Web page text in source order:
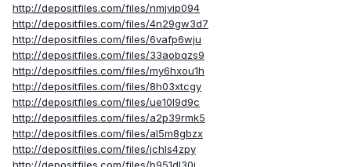
http://depositfiles.com/files/nmjvip094
http://depositfiles.com/files/4n29gw3d7
http://depositfiles.com/files/6vafp6wju
http://depositfiles.com/files/33aobqzs9
http://depositfiles.com/files/my6hxou1h
http://depositfiles.com/files/8h03xtcgy
http://depositfiles.com/files/ue10l9d9c
http://depositfiles.com/files/a2p39rmk5
http://depositfiles.com/files/al5m8gbzx
http://depositfiles.com/files/jchls4zpy